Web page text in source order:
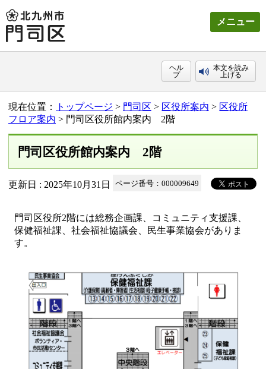
メニュー
ヘル
プ
本文を読み
上げる
現在位置： トップページ > 門司区 > 区役所案内 > 区役所
フロア案内 > 門司区役所館内案内 2階
門司区役所館内案内 2階
更新日 : 2025年10月31日 ページ番号：000009649
門司区役所2階には総務企画課、コミュニティ支援課、
保健福祉課、社会福祉協議会、民生事業協会がありま
す。